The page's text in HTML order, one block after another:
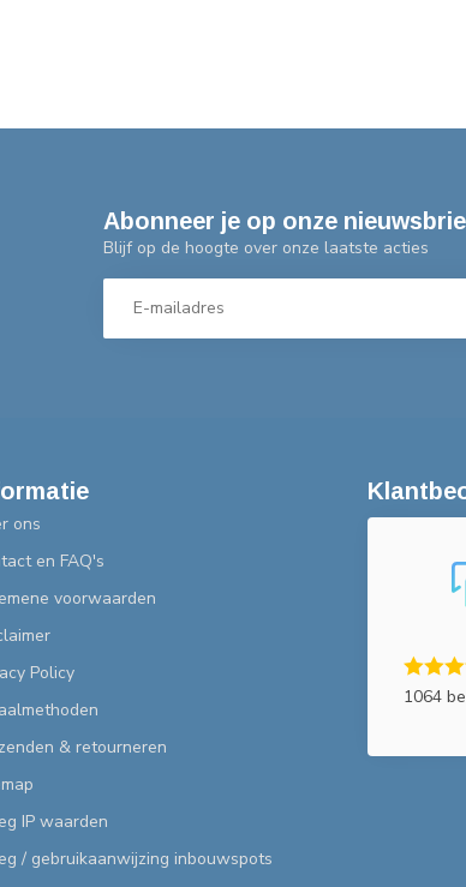
Abonneer je op onze
Blijf op de hoogte over onze laatste acties
ons
en FAQ's
voorwaarden
Policy
& retourneren
IP waarden
/ gebruikaanwijzing inbouwspots
1064